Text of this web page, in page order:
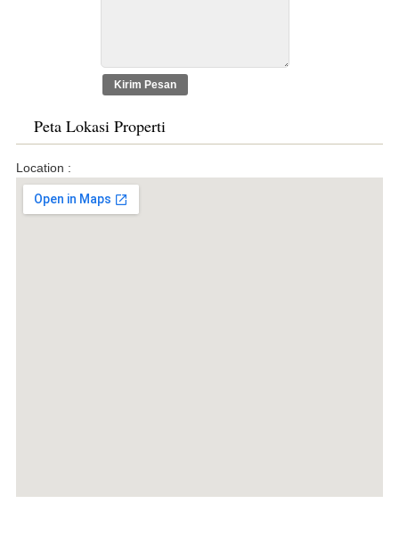
Peta Lokasi Properti
Location :